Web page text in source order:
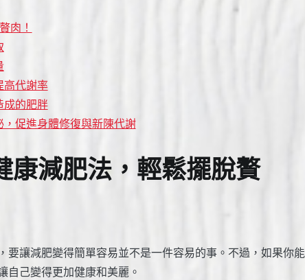
肉！
高代謝率
成的肥胖
促進身體修復與新陳代謝
康減肥法，輕鬆擺脫贅
要讓減肥變得簡單容易並不是一件容易的事。不過，如果你能
自己變得更加健康和美麗。